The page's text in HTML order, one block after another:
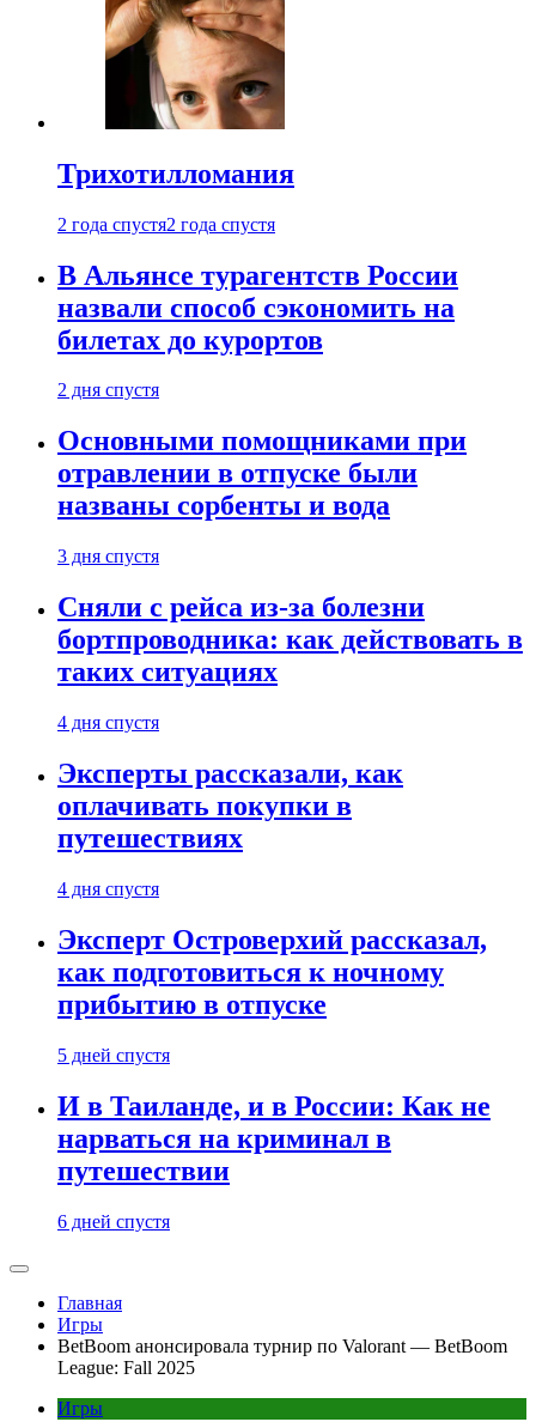
Трихотилломания
2 года спустя2 года спустя
В Альянсе турагентств России
назвали способ сэкономить на
билетах до курортов
2 дня спустя
Основными помощниками при
отравлении в отпуске были
названы сорбенты и вода
3 дня спустя
Сняли с рейса из-за болезни
бортпроводника: как действовать в
таких ситуациях
4 дня спустя
Эксперты рассказали, как
оплачивать покупки в
путешествиях
4 дня спустя
Эксперт Островерхий рассказал,
как подготовиться к ночному
прибытию в отпуске
5 дней спустя
И в Таиланде, и в России: Как не
нарваться на криминал в
путешествии
6 дней спустя
Главная
Игры
BetBoom анонсировала турнир по Valorant — BetBoom
League: Fall 2025
Игры